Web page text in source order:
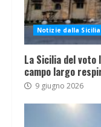
Notizie dalla Sicilia
La Sicilia del
campo largo
9 giugno 2026